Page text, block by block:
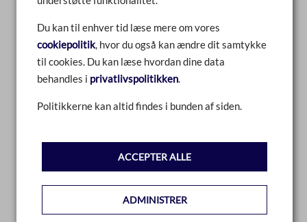
TALAMEX TOWING LINES
SAMMENLIGN
Du kan til enhver tid læse mere om vores
cookiepolitik, hvor du også kan ændre dit samtykke
til cookies. Du kan læse hvordan dine data
behandles i privatlivspolitikken.
Politikkerne kan altid findes i bunden af siden.
ACCEPTER ALLE
ADMINISTRER